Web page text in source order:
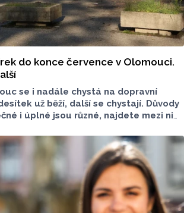
do konce července v Olomouci.
se i nadále chystá na dopravní
už běží, další se chystají. Důvody
i úplné jsou různé, najdete mezi nimi